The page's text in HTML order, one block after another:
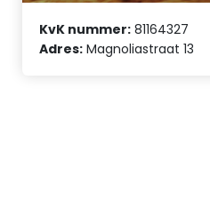
KvK nummer: 81164327
Adres: Magnoliastraat 13